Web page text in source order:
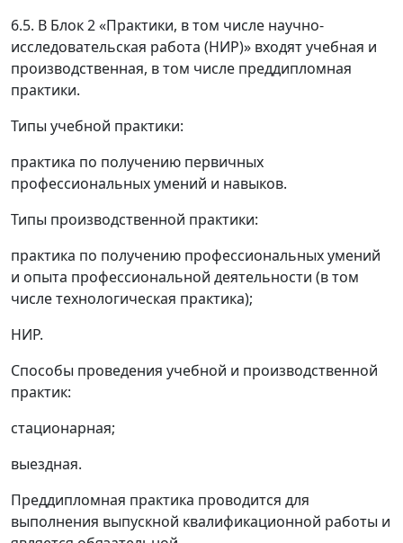
6.5. В Блок 2 «Практики, в том числе научно-
исследовательская работа (НИР)» входят учебная и
производственная, в том числе преддипломная
практики.
Типы учебной практики:
практика по получению первичных
профессиональных умений и навыков.
Типы производственной практики:
практика по получению профессиональных умений
и опыта профессиональной деятельности (в том
числе технологическая практика);
НИР.
Способы проведения учебной и производственной
практик:
стационарная;
выездная.
Преддипломная практика проводится для
выполнения выпускной квалификационной работы и